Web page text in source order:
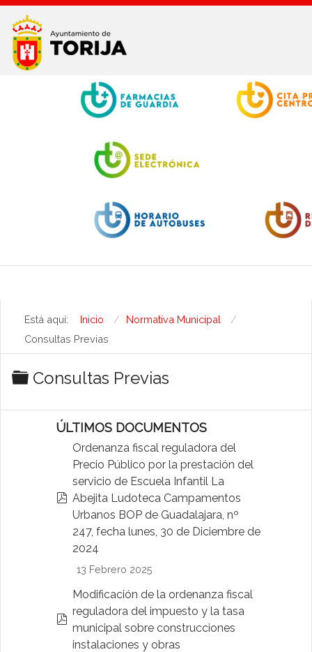
Youtube
Está aquí: Inicio
Normativa Municipal
Consultas Previas
CConsultas Previas
ÚLTIMOS DOCUMENTOS
p
d
Ordenanza fiscal reguladora del
Precio Público por la prestación del
servicio de Escuela Infantil La
Abejita Ludoteca Campamentos
Urbanos BOP de Guadalajara, nº
247, fecha lunes, 30 de Diciembre de
2024
13 Febrero 2025
p
d
Modificación de la ordenanza fiscal
reguladora del impuesto y la tasa
municipal sobre construcciones
instalaciones y obras